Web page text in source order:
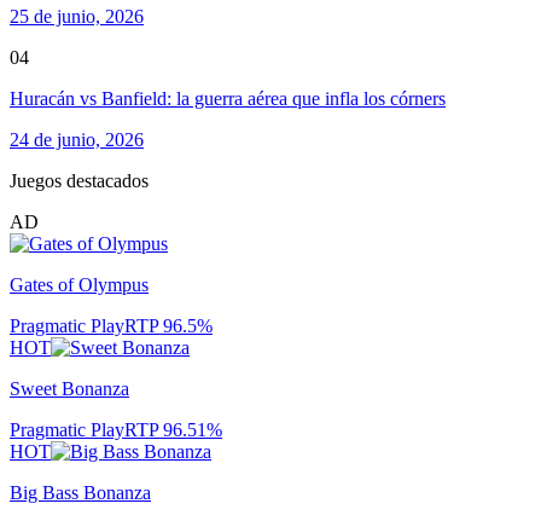
25 de junio, 2026
04
Huracán vs Banfield: la guerra aérea que infla los córners
24 de junio, 2026
Juegos destacados
AD
Gates of Olympus
Pragmatic PlayRTP96.5%
HOT
Sweet Bonanza
Pragmatic PlayRTP96.51%
HOT
Big Bass Bonanza